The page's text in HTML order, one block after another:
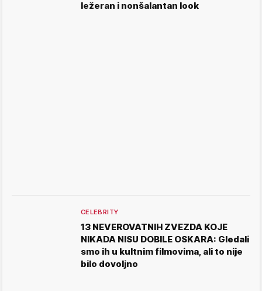
ležeran i nonšalantan look
CELEBRITY
13 NEVEROVATNIH ZVEZDA KOJE
NIKADA NISU DOBILE OSKARA: Gledali
smo ih u kultnim filmovima, ali to nije
bilo dovoljno